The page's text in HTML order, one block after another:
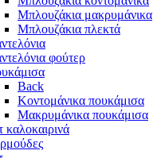
Μπλουζάκια μακρυμάνικα
Μπλουζάκια πλεκτά
φούτερ
Back
Κοντομάνικα πουκάμισα
Μακρυμάνικα πουκάμισα
καλοκαιρινά